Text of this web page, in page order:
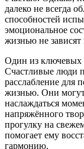
далеко не всегда
способностей
эмоциональное
жизнью не
Один из ключевых
Счастливые люди
расслабление для
жизнью. Они могут
наслаждаться
напряжённого
прогулку на
помогает ему
гармонию.